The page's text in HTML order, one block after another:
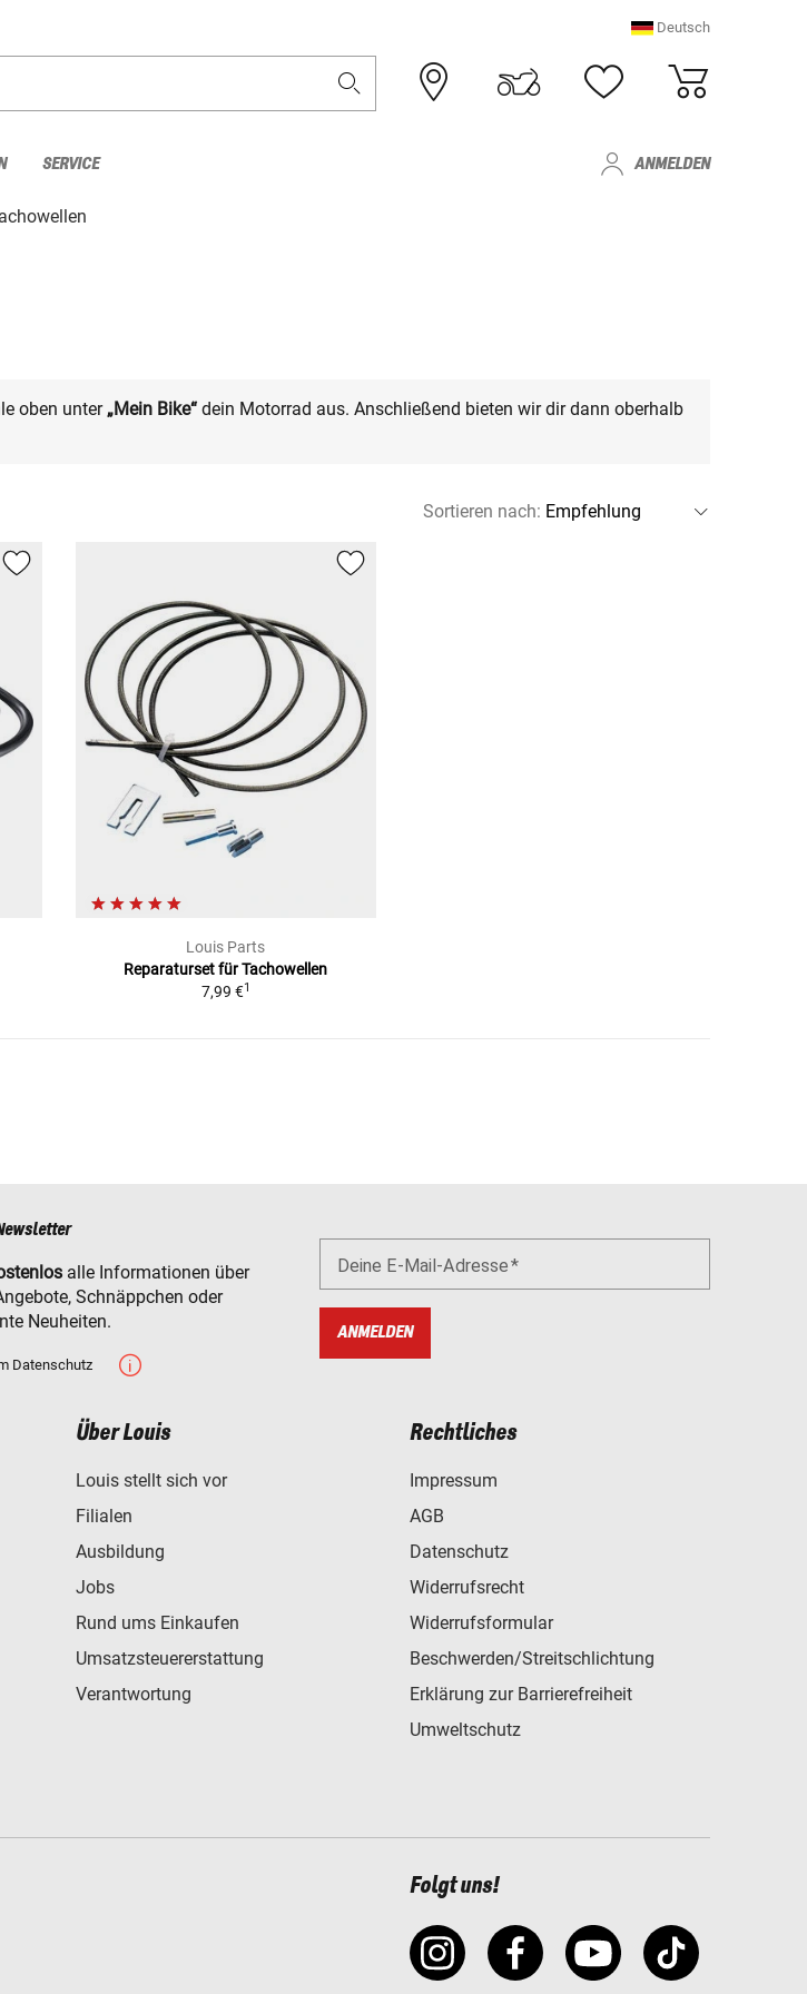
Deutsch
SERVICE ANMELDEN
oben unter „Mein Bike“ dein Motorrad aus. Anschließend bieten wir dir dann oberhalb
Sortieren nach:
Louis Parts
Reparaturset für Tachowellen
7,99 €1
alle Informationen über
Schnäppchen oder
Neuheiten.
Datenschutz
Deine E-Mail-Adresse
ANMELDEN
Über Louis
Louis stellt sich vor
Filialen
Ausbildung
Jobs
Rund ums Einkaufen
Umsatzsteuererstattung
Verantwortung
Rechtliches
Impressum
AGB
Datenschutz
Widerrufsrecht
Widerrufsformular
Beschwerden/Streitschlichtung
Erklärung zur Barrierefreiheit
Umweltschutz
Folgt uns!